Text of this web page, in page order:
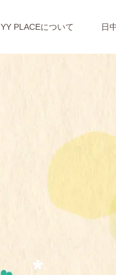
YY PLACEについて 日